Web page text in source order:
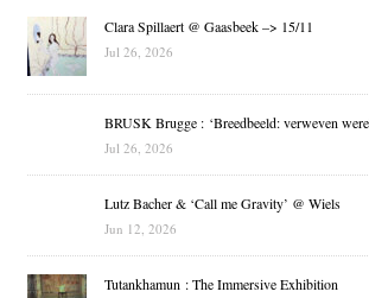
Clara Spillaert @ Gaasbeek –> 15/11
Jul 26, 2026
BRUSK Brugge : ‘Breedbeeld: verweven
Jul 26, 2026
Lutz Bacher & ‘Call me Gravity’ @ Wiels
Jun 12, 2026
Tutankhamun : The Immersive Exhibition